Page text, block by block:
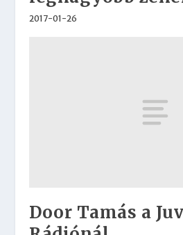
2017-01-26
Door Tamás a